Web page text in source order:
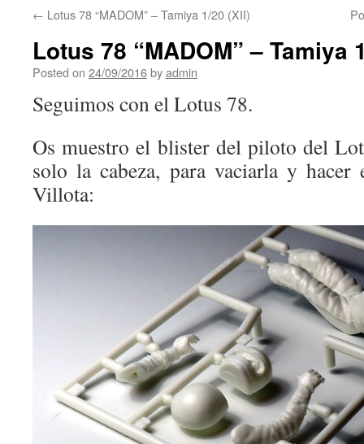
← Lotus 78 “MADOM” – Tamiya 1/20 (XII)
Lotus 78 “MADOM” – Tamiya
Posted on 24/09/2016byadmin
Seguimos con el Lotus 78.
Os muestro el blister del piloto del
solo la cabeza, para vaciarla y
Villota: